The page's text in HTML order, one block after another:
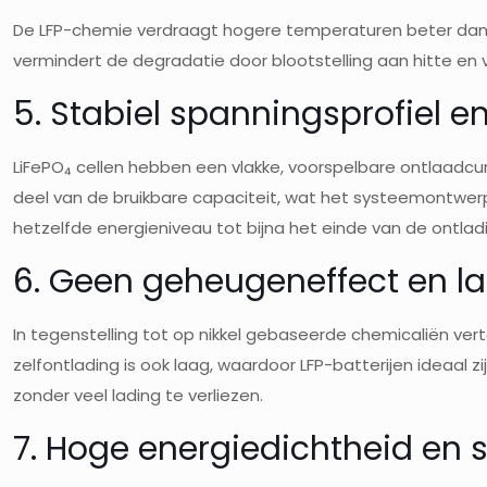
De LFP-chemie verdraagt hogere temperaturen beter
vermindert de degradatie door blootstelling aan hitte en
5. Stabiel spanningsprofiel
LiFePO₄ cellen hebben een vlakke, voorspelbare
deel van de bruikbare capaciteit, wat het
hetzelfde energieniveau tot bijna het einde van de
6. Geen geheugeneffect en
In tegenstelling tot op nikkel gebaseerde chemicaliën
zelfontlading is ook laag, waardoor LFP-batterijen
zonder veel lading te verliezen.
7. Hoge energiedichtheid en